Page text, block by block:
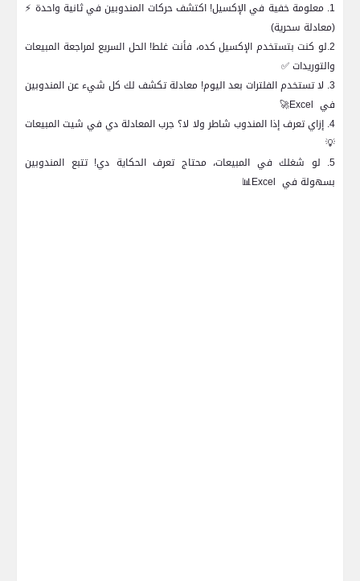
1. معلومة خفية في الإكسيل! اكتشف حركات المندوبين في ثانية واحدة
⚡
(معادلة سحرية)
2.لو كنت بتستخدم الإكسيل كده، فأنت غلط! الحل السريع لمراجعة المبيعات
والتوريدات✅
3. لا تستخدم الفلترات بعد اليوم! معادلة تكشف لك كل شيء عن المندوبين
في Excel
🚀
4. إزاي تعرف إذا المندوب شاطر ولا لا؟ جرب المعادلة دي في شيت المبيعات
💡
5. لو شغلك في المبيعات، محتاج تعرف الحكاية دي! تتبع المندوبين
بسهولة في Excel
📊